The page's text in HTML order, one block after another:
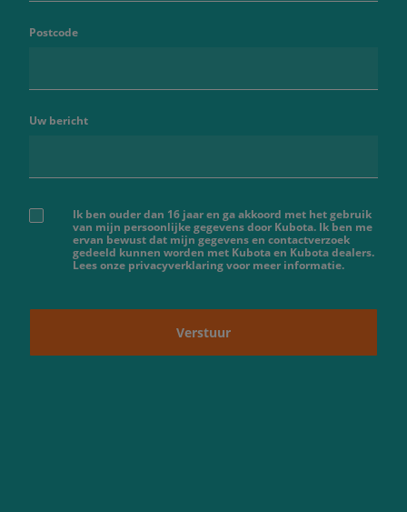
Postcode
Uw bericht
Ik ben ouder dan 16 jaar en ga akkoord met het gebruik
van mijn persoonlijke gegevens door Kubota. Ik ben me
ervan bewust dat mijn gegevens en contactverzoek
gedeeld kunnen worden met Kubota en Kubota dealers.
Lees onze privacyverklaring voor meer informatie.
Verstuur